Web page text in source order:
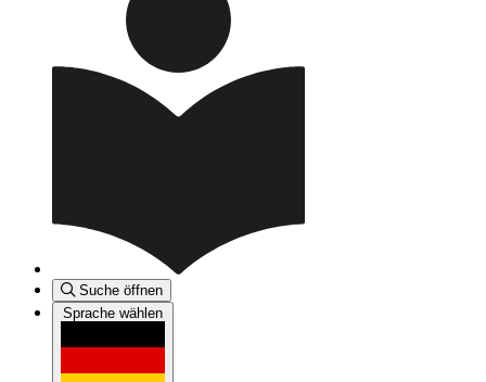
Suche öffnen
Sprache wählen